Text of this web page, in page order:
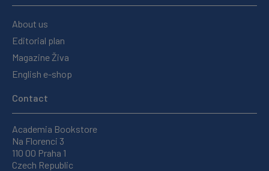
About us
Editorial plan
Magazine Živa
English e-shop
Contact
Academia Bookstore
Na Florenci 3
110 00 Praha 1
Czech Republic